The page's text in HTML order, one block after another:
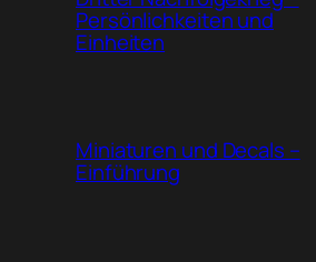
Persönlichkeiten und
Einheiten
Miniaturen und Decals –
Einführung